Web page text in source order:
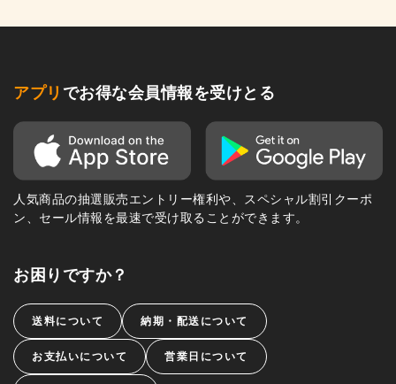
アプリ でお得な会員情報を受けとる
人気商品の抽選販売エントリー権利や、スペシャル割引クーポ
ン、セール情報を最速で受け取ることができます。
お困りですか？
送料について 納期・配送について
お支払いについて 営業日について